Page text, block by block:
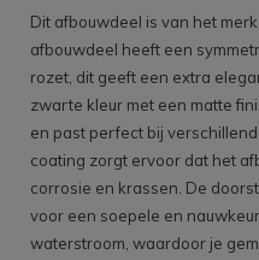
Dit afbouwdeel is van het
afbouwdeel heeft een
rozet, dit geeft een extra
zwarte kleur met een matte
en past perfect bij
coating zorgt ervoor dat het
corrosie en krassen. De
voor een soepele en
waterstroom, waardoor je